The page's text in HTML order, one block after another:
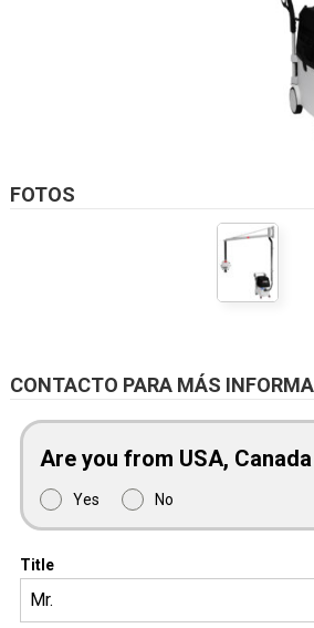
FOTOS
CONTACTO PARA MÁS
Are you from USA,
Yes No
Title
Mr.